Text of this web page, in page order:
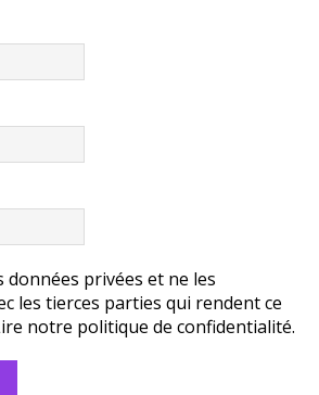
privées et ne les
les tierces parties qui rendent ce
notre politique de confidentialité.